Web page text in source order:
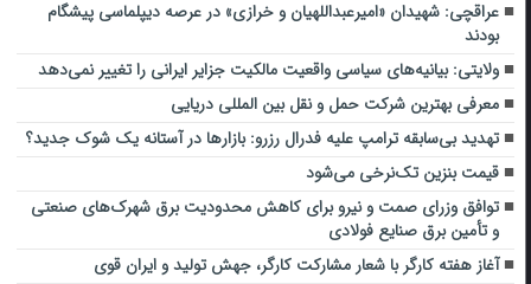
عراقچی: شهیدان «امیرعبداللهیان و خرازی» در عرصه دیپلماسی پیشگام
بودند
ولایتی: بیانیه‌های سیاسی واقعیت مالکیت جزایر ایرانی را تغییر نمی‌دهد
معرفی بهترین شرکت حمل و نقل بین المللی دریایی
تهدید بی‌سابقه ترامپ علیه فدرال رزرو: بازارها در آستانه یک شوک جدید؟
قیمت بنزین تک‌نرخی می‌شود
توافق وزرای صمت و نیرو برای کاهش محدودیت برق شهرک‌های صنعتی
و تأمین برق صنایع فولادی
آغاز هفته کارگر با شعار مشارکت کارگر، جهش تولید و ایران قوی